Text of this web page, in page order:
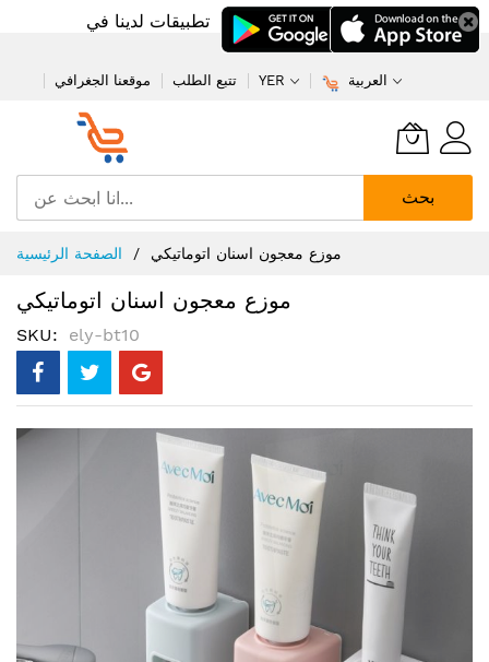
تطبيقات لدينا في
موقعنا الجغرافي تتبع الطلب YER العربية
بحث
إلى
المحتوى
الصفحة الرئيسية موزع معجون اسنان اتوماتيكي
موزع معجون اسنان اتوماتيكي
SKU ely-bt10
انتقل